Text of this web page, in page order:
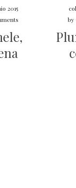
2015
by